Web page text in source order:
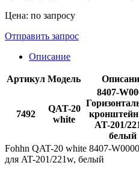
Цена: по запросу
Отправить запрос
Описание
Артикул Модель
7492
QAT-20
white
8407-
AT-201/
белый
Fohhn QAT-20 white 8407-
для AT-201/221w, белый